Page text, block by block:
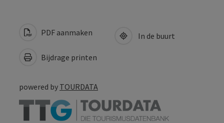
PDF aanmaken
Bijdrage printen
In de buurt
powered by TOURDATA